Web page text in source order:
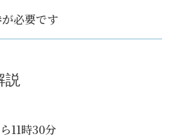
必要です
説
11時30分